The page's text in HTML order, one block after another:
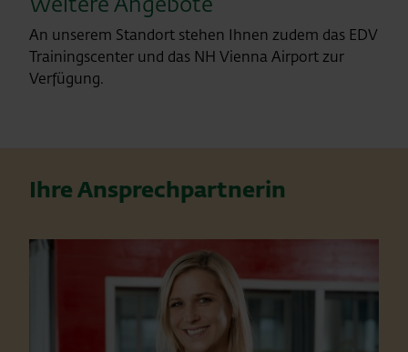
An unserem Standort stehen Ihnen zudem das EDV
Trainingscenter und das NH Vienna Airport zur
Verfügung.
Ihre Ansprechpartnerin